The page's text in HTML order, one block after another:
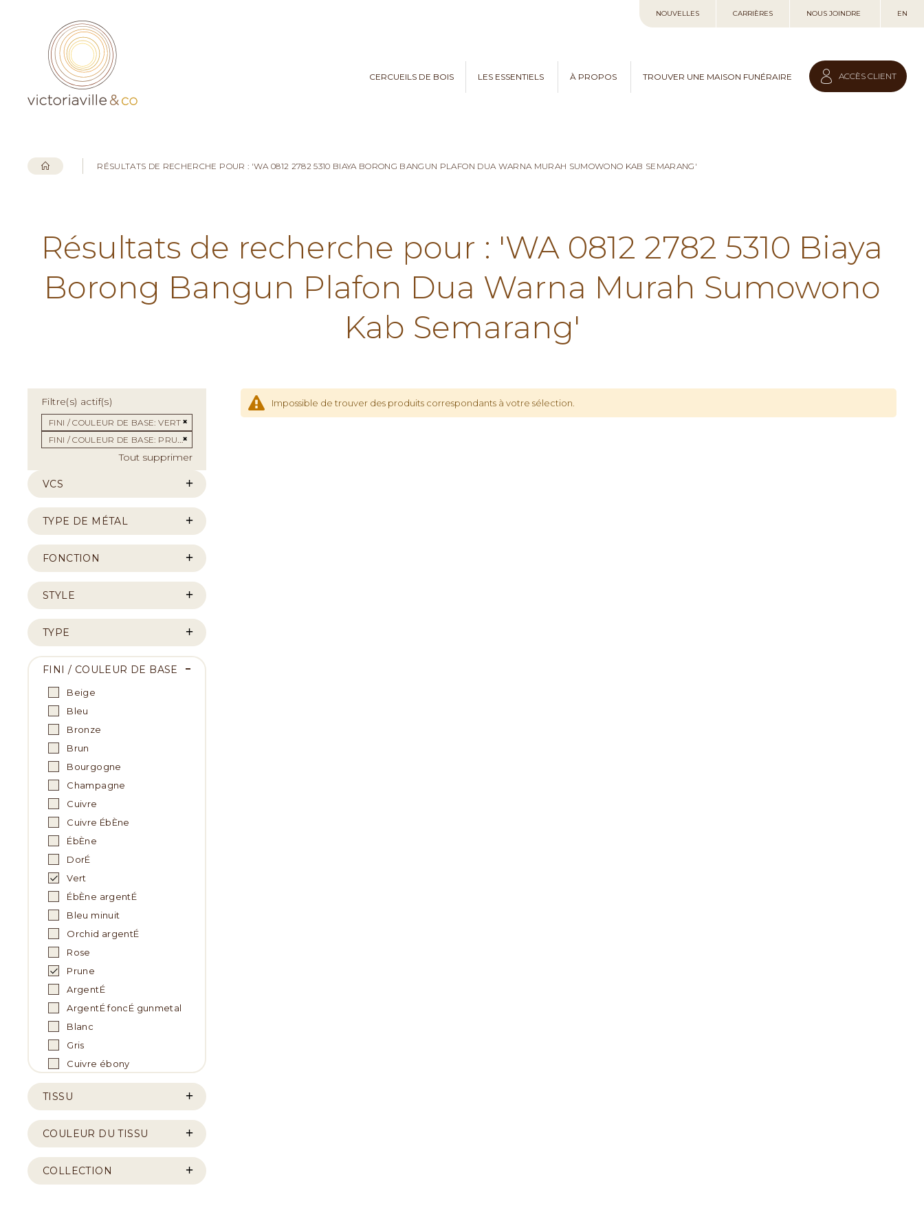
au
NOUVELLES CARRIÈRES NOUS JOINDRE EN
CERCUEILS DE BOIS LES ESSENTIELS À PROPOS TROUVER UNE MAISON FUNÉRAIRE ACCÈS CLIENT
RÉSULTATS DE RECHERCHE POUR : 'WA 0812 2782 5310 BIAYA BORONG BANGUN PLAFON DUA WARNA MURAH SUMOWONO KAB SEMARANG'
Résultats de recherche pour : 'WA 0812 2782 5310 Biaya
Borong Bangun Plafon Dua Warna Murah Sumowono
Kab Semarang'
Impossible de trouver des produits correspondants à votre sélection.
Filtre(s) actif(s)
FINI / COULEUR DE BASE VERT
Supprimer cet Élément
FINI / COULEUR DE BASE PRUNE
Tout supprimer
VCS
TYPE DE MÉTAL
FONCTION
STYLE
TYPE
FINI / COULEUR DE BASE
Beige
Bleu
Bronze
Brun
Bourgogne
Champagne
Cuivre
Cuivre ÉbÈne
ÉbÈne
DorÉ
Vert
ÉbÈne argentÉ
Bleu minuit
Orchid argentÉ
Rose
Prune
ArgentÉ
ArgentÉ foncÉ gunmetal
Blanc
Gris
Cuivre ébony
TISSU
COULEUR DU TISSU
COLLECTION